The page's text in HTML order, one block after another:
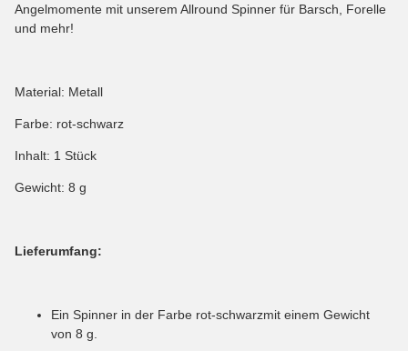
Angelmomente mit unserem Allround Spinner für Barsch, Forelle
und mehr!
Material: Metall
Farbe: rot-schwarz
Inhalt: 1 Stück
Gewicht: 8 g
Lieferumfang:
Ein Spinner in der Farbe rot-schwarzmit einem Gewicht
von 8 g.